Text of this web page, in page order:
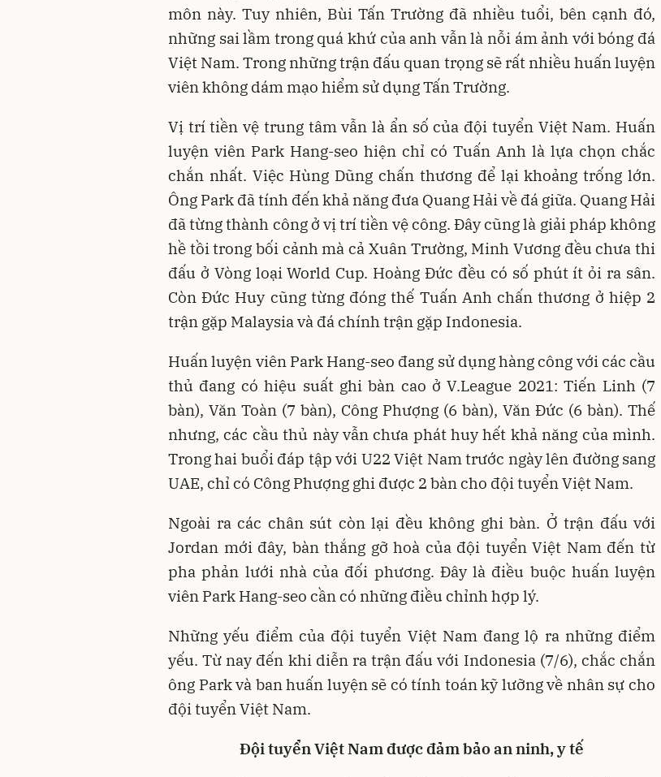
môn này. Tuy nhiên, Bùi Tấn Trường đã nhiều tuổi, bên cạnh đó,
những sai lầm trong quá khứ của anh vẫn là nỗi ám ảnh với bóng đá
Việt Nam. Trong những trận đấu quan trọng sẽ rất nhiều huấn luyện
viên không dám mạo hiểm sử dụng Tấn Trường.
Vị trí tiền vệ trung tâm vẫn là ẩn số của đội tuyển Việt Nam. Huấn
luyện viên Park Hang-seo hiện chỉ có Tuấn Anh là lựa chọn chắc
chắn nhất. Việc Hùng Dũng chấn thương để lại khoảng trống lớn.
Ông Park đã tính đến khả năng đưa Quang Hải về đá giữa. Quang Hải
đã từng thành công ở vị trí tiền vệ công. Đây cũng là giải pháp không
hề tồi trong bối cảnh mà cả Xuân Trường, Minh Vương đều chưa thi
đấu ở Vòng loại World Cup. Hoàng Đức đều có số phút ít ỏi ra sân.
Còn Đức Huy cũng từng đóng thế Tuấn Anh chấn thương ở hiệp 2
trận gặp Malaysia và đá chính trận gặp Indonesia.
Huấn luyện viên Park Hang-seo đang sử dụng hàng công với các cầu
thủ đang có hiệu suất ghi bàn cao ở V.League 2021: Tiến Linh (7
bàn), Văn Toàn (7 bàn), Công Phượng (6 bàn), Văn Đức (6 bàn). Thế
nhưng, các cầu thủ này vẫn chưa phát huy hết khả năng của mình.
Trong hai buổi đáp tập với U22 Việt Nam trước ngày lên đường sang
UAE, chỉ có Công Phượng ghi được 2 bàn cho đội tuyển Việt Nam.
Ngoài ra các chân sút còn lại đều không ghi bàn. Ở trận đấu với
Jordan mới đây, bàn thắng gỡ hoà của đội tuyển Việt Nam đến từ
pha phản lưới nhà của đối phương. Đây là điều buộc huấn luyện
viên Park Hang-seo cần có những điều chỉnh hợp lý.
Những yếu điểm của đội tuyển Việt Nam đang lộ ra những điểm
yếu. Từ nay đến khi diễn ra trận đấu với Indonesia (7/6), chắc chắn
ông Park và ban huấn luyện sẽ có tính toán kỹ lưỡng về nhân sự cho
đội tuyển Việt Nam.
Đội tuyển Việt Nam được đảm bảo an ninh, y tế